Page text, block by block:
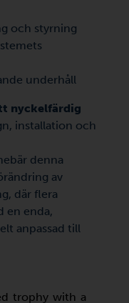
och styrning
underhåll
nyckelfärdig
installation och
denna
av
där flera
en enda,
anpassad till